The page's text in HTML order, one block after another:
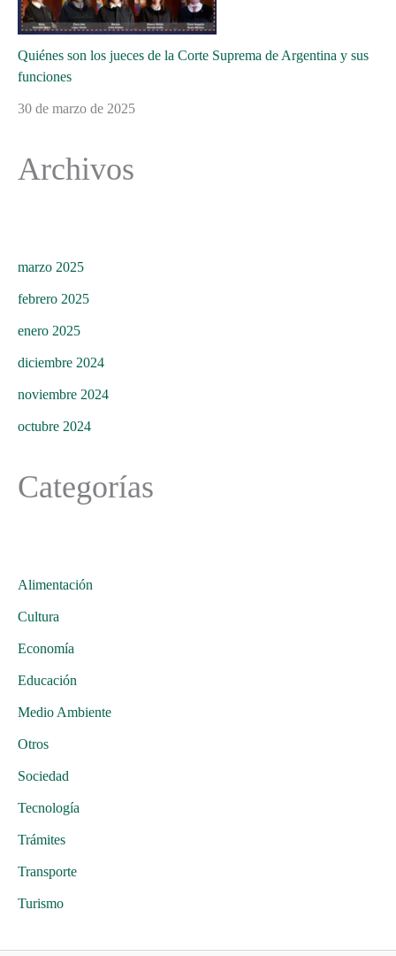
Quiénes son los jueces de la Corte Suprema de Argentina y sus
funciones
30 de marzo de 2025
Archivos
marzo 2025
febrero 2025
enero 2025
diciembre 2024
noviembre 2024
octubre 2024
Categorías
Alimentación
Cultura
Economía
Educación
Medio Ambiente
Otros
Sociedad
Tecnología
Trámites
Transporte
Turismo